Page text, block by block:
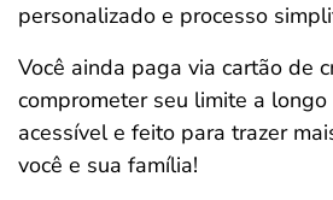
personalizado e processo
Você ainda paga via cartão de
comprometer seu limite a longo
acessível e feito para trazer
você e sua família!